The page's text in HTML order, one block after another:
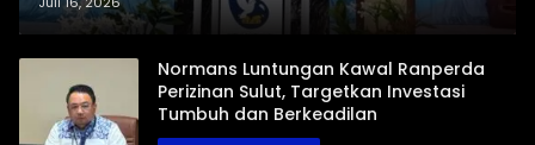
Tagulandang
Normans Luntungan Kawal Ranperda
Perizinan Sulut, Targetkan Investasi
Tumbuh dan Berkeadilan